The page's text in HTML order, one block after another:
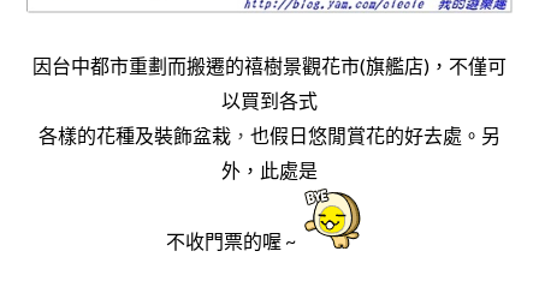
因台中都市重劃而搬遷的禧樹景觀花市(旗艦店) ，不僅可
以買到各式
各樣的花種及裝飾盆栽 ， 也假日悠閒賞花的好去處 。另
外 ， 此處是
不收門票的喔 ~